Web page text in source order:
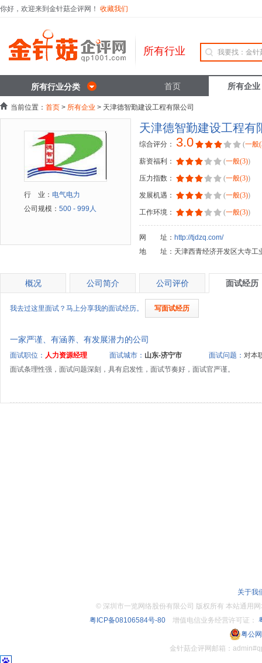
你好，欢迎来到金针菇企评网！ 收藏我们
所有行业
所有行业分类 首页 所有企业
当前位置： 首页 > 所有企业 > 天津德智勤建设工程有限公司
行 业： 电气电力
公司规模： 500 - 999人
天津德智勤建设工程有
综合评分： 3.0 (一般
薪资福利： (一般(3))
压力指数： (一般(3))
发展机遇： (一般(3))
工作环境： (一般(3))
网 址： http://tjdzq.com/
地 址：天津西青经济开发区大寺工
概况 公司简介 公司评价 面试经历
我去过这里面试？马上分享我的面试经历。 写面试经历
一家严谨、有涵养、有发展潜力的公司
面试职位： 人力资源经理 面试城市： 山东-济宁市 面试问题： 对本
面试条理性强，面试问题深刻，具有启发性，面试节奏好，面试官严谨。
关于我
© 深圳市一览网络股份有限公司 版权所有 本站通
粤ICP备08106584号-80增值电信业务经营许可证：
粤公
金针菇企评网邮箱：